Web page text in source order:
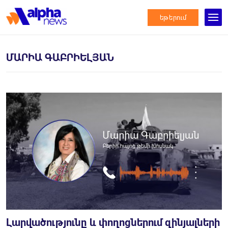
եթերում
ՄԱՐԻԱ ԳԱԲՐԻԵԼՅԱՆ
Լարվածությունը և փողոցներում զինյալների